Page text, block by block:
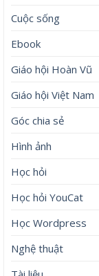
Cuộc sống
Ebook
Giáo hội Hoàn Vũ
Giáo hội Việt Nam
Góc chia sẻ
Hình ảnh
Học hỏi
Học hỏi YouCat
Học Wordpress
Nghệ thuật